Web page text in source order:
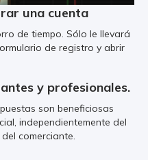
una cuenta
de tiempo. Sólo le llevará
de registro y abrir
y profesionales.
son beneficiosas
independientemente del
comerciante.